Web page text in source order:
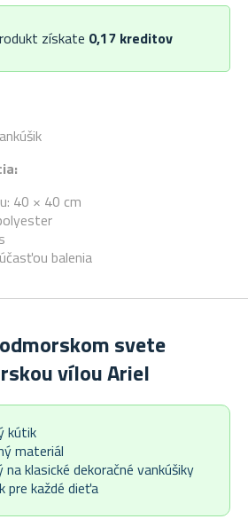
40 × 40 cm
balenia
získate 0,17 kreditov
svete
vílou Ariel
kútik
materiál
klasické dekoračné vankúšiky
pre každé dieťa